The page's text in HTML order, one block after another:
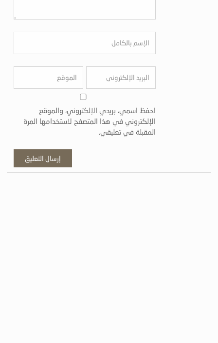
احفظ اسمي، بريدي الإلكتروني، والموقع
الإلكتروني في هذا المتصفح لاستخدامها المرة
المقبلة في تعليقي.